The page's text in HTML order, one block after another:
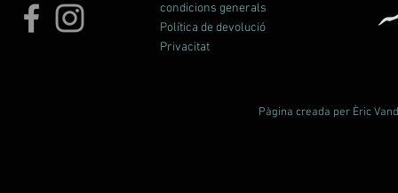
condicions generals
Política de devolució
Privacitat
Pàgina creada per Èric